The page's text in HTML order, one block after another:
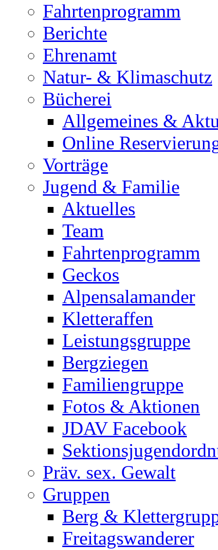
Fahrtenprogramm
Berichte
Ehrenamt
Natur- & Klimaschutz
Bücherei
Allgemeines &
Online
Vorträge
Jugend & Familie
Aktuelles
Team
Fahrtenprogramm
Geckos
Alpensalamander
Kletteraffen
Leistungsgruppe
Bergziegen
Familiengruppe
Fotos & Aktionen
JDAV Facebook
Präv. sex. Gewalt
Gruppen
Berg &
Freitagswanderer